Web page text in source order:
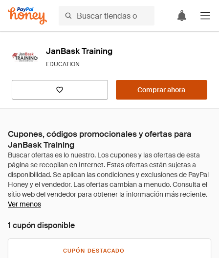
JanBask Training
EDUCATION
Comprar ahora
Cupones, códigos promocionales y ofertas para
JanBask Training
Ver menos
1 cupón disponible
CUPÓN DESTACADO